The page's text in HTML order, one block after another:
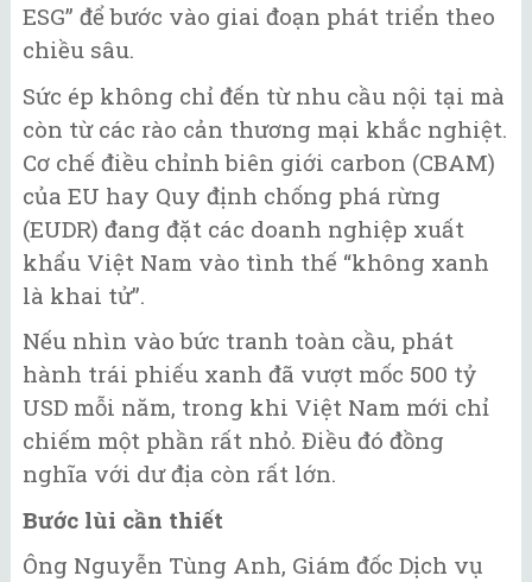
ESG” để bước vào giai đoạn phát triển theo
chiều sâu.
Sức ép không chỉ đến từ nhu cầu nội tại mà
còn từ các rào cản thương mại khắc nghiệt.
Cơ chế điều chỉnh biên giới carbon (CBAM)
của EU hay Quy định chống phá rừng
(EUDR) đang đặt các doanh nghiệp xuất
khẩu Việt Nam vào tình thế “không xanh
là khai tử”.
Nếu nhìn vào bức tranh toàn cầu, phát
hành trái phiếu xanh đã vượt mốc 500 tỷ
USD mỗi năm, trong khi Việt Nam mới chỉ
chiếm một phần rất nhỏ. Điều đó đồng
nghĩa với dư địa còn rất lớn.
Bước lùi cần thiết
Ông Nguyễn Tùng Anh, Giám đốc Dịch vụ